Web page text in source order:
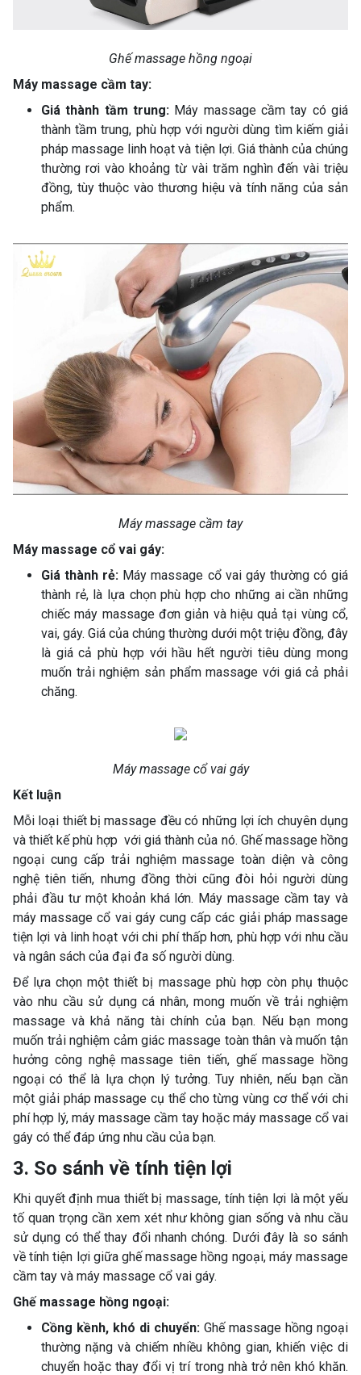
Ghế massage hồng ngoại
Máy massage cầm tay:
Giá thành tầm trung: Máy massage cầm tay có giá
thành tầm trung, phù hợp với người dùng tìm kiếm giải
pháp massage linh hoạt và tiện lợi. Giá thành của chúng
thường rơi vào khoảng từ vài trăm nghìn đến vài triệu
đồng, tùy thuộc vào thương hiệu và tính năng của sản
phẩm.
Máy massage cầm tay
Máy massage cổ vai gáy:
Giá thành rẻ: Máy massage cổ vai gáy thường có giá
thành rẻ, là lựa chọn phù hợp cho những ai cần những
chiếc máy massage đơn giản và hiệu quả tại vùng cổ,
vai, gáy. Giá của chúng thường dưới một triệu đồng, đây
là giá cả phù hợp với hầu hết người tiêu dùng mong
muốn trải nghiệm sản phẩm massage với giá cả phải
chăng.
Máy massage cổ vai gáy
Kết luận
Mỗi loại thiết bị massage đều có những lợi ích chuyên dụng
và thiết kế phù hợp với giá thành của nó. Ghế massage hồng
ngoại cung cấp trải nghiệm massage toàn diện và công
nghệ tiên tiến, nhưng đồng thời cũng đòi hỏi người dùng
phải đầu tư một khoản khá lớn. Máy massage cầm tay và
máy massage cổ vai gáy cung cấp các giải pháp massage
tiện lợi và linh hoạt với chi phí thấp hơn, phù hợp với nhu cầu
và ngân sách của đại đa số người dùng.
Để lựa chọn một thiết bị massage phù hợp còn phụ thuộc
vào nhu cầu sử dụng cá nhân, mong muốn về trải nghiệm
massage và khả năng tài chính của bạn. Nếu bạn mong
muốn trải nghiệm cảm giác massage toàn thân và muốn tận
hưởng công nghệ massage tiên tiến, ghế massage hồng
ngoại có thể là lựa chọn lý tưởng. Tuy nhiên, nếu bạn cần
một giải pháp massage cụ thể cho từng vùng cơ thể với chi
phí hợp lý, máy massage cầm tay hoặc máy massage cổ vai
gáy có thể đáp ứng nhu cầu của bạn.
3. So sánh về tính tiện lợi
Khi quyết định mua thiết bị massage, tính tiện lợi là một yếu
tố quan trọng cần xem xét như không gian sống và nhu cầu
sử dụng có thể thay đổi nhanh chóng. Dưới đây là so sánh
về tính tiện lợi giữa ghế massage hồng ngoại, máy massage
cầm tay và máy massage cổ vai gáy.
Ghế massage hồng ngoại:
Cồng kềnh, khó di chuyển: Ghế massage hồng ngoại
thường nặng và chiếm nhiều không gian, khiến việc di
chuyển hoặc thay đổi vị trí trong nhà trở nên khó khăn.